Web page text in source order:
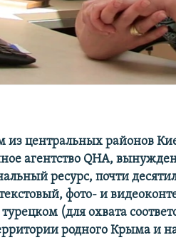
из центральных районов
агентство QHA,
ресурс, почти
фото- и
(для охвата
родного Крыма и